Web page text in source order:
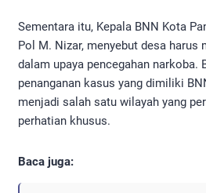
Sementara itu, Kepala BNN Kota
Pol M. Nizar, menyebut desa harus
dalam upaya pencegahan narkoba.
penanganan kasus yang dimiliki
menjadi salah satu wilayah yang
perhatian khusus.
Baca juga: